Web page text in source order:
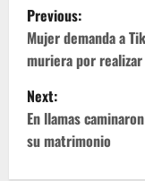
P
o
s
t
n
Previous:
Mujer demanda a
muriera por
Next:
En llamas
su matrimonio